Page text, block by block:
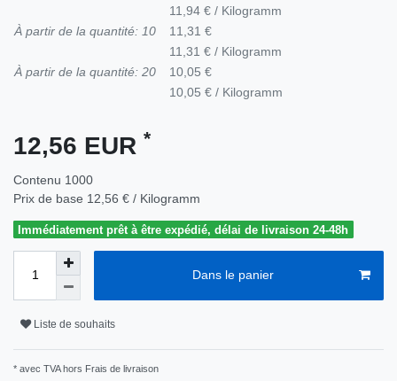
11,94 € / Kilogramm
À partir de la quantité: 10
11,31 €
11,31 € / Kilogramm
À partir de la quantité: 20
10,05 €
10,05 € / Kilogramm
12,56 EUR *
Contenu 1000
Prix de base 12,56 € / Kilogramm
Immédiatement prêt à être expédié, délai de livraison 24-48h
Dans le panier
Liste de souhaits
* avec TVA hors Frais de livraison